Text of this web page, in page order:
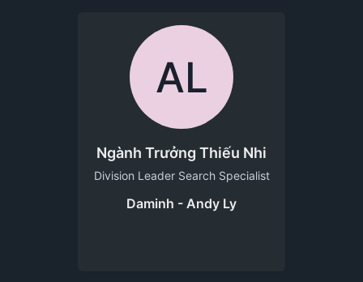
AL
Ngành Trưởng Thiếu Nhi
Division Leader Search Specialist
Daminh - Andy Ly